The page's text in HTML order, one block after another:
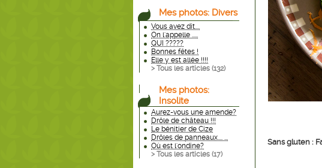
Mes photos: Divers
Vous avez dit....
On l'appelle .....
QUI ?????
Bonnes fêtes !
Elle y est allée !!!!
> Tous les articles (132)
Mes photos:
Insolite
Aurez-vous une amende?
Drôle de château !!!
Le bénitier de Cize
Drôles de panneaux.... ...
Où est l'ondine?
> Tous les articles (17)
Sans gluten :